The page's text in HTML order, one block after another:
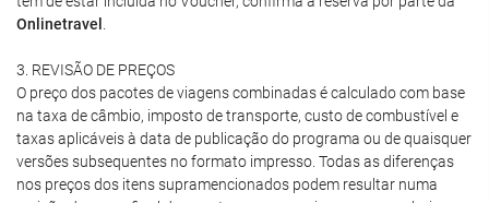
Onlinetravel
3. REVISÃO DE PREÇOS
O preço dos pacotes de viagens combinadas é calculado com base
na taxa de câmbio, imposto de transporte, custo de combustível e
taxas aplicáveis à data de publicação do programa ou de quaisquer
versões subsequentes no formato impresso. Todas as diferenças
nos preços dos itens supramencionados podem resultar numa